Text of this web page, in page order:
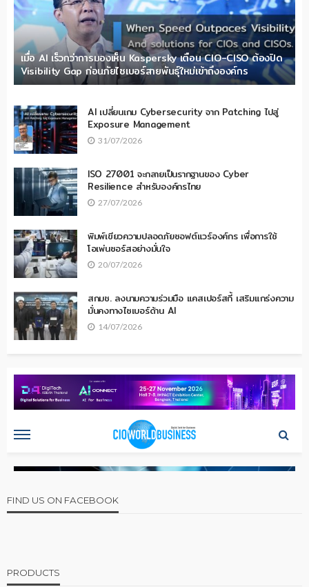
เมื่อ AI เร็วกว่าการมองเห็น Kaspersky เตือน CIO-CISO ต้องปิด
Visibility Gap ก่อนภัยไซเบอร์สายพันธุ์ใหม่เข้าถึงองค์กร
AI เปลี่ยนเกม Cybersecurity จาก Patching ไปสู่
Exposure Management
31/07/2026
ISO 27001 จะกลายเป็นรากฐานของ Cyber
Resilience สำหรับองค์กรไทย
27/07/2026
พิมพ์เขียวความปลอดภัยซอฟต์แวร์องค์กร เพื่อการใช้
โอเพ่นซอร์สอย่างมั่นใจ
20/07/2026
สกมช. ลงนามความร่วมมือ แคสเปอร์สกี้ เสริมแกร่งความ
มั่นคงทางไซเบอร์ด้าน AI
14/07/2026
FIND US ON FACEBOOK
PRODUCTS